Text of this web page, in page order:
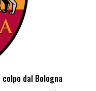
dal Bologna